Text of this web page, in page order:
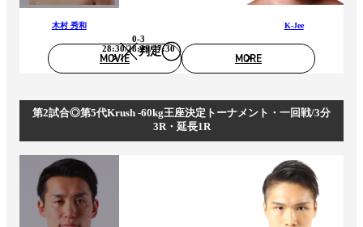
木村 秀和
判定
0-3
28:30/28:29/27:30
K-Jee
MOVIE MORE
第2試合◎第5代Krush -60kg王座決定トーナメント・一回戦/3分
3R・延長1R